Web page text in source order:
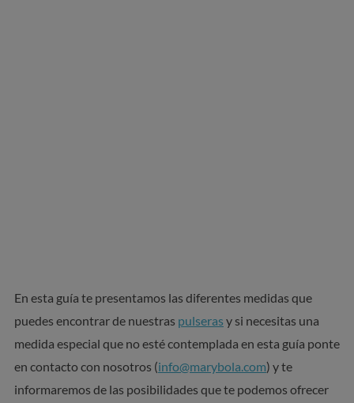
En esta guía te presentamos las diferentes medidas que
puedes encontrar de nuestras pulseras y si necesitas una
medida especial que no esté contemplada en esta guía ponte
en contacto con nosotros (info@marybola.com) y te
informaremos de las posibilidades que te podemos ofrecer